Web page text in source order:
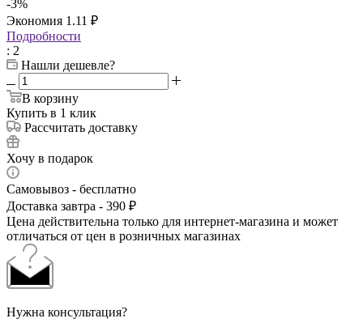
-3%
Экономия 1.11 ₽
Подробности
: 2
Нашли дешевле?
В корзину
Купить в 1 клик
Рассчитать доставку
Хочу в подарок
Самовывоз - бесплатно
Доставка завтра - 390 ₽
Цена действительна только для интернет-магазина и может
отличаться от цен в розничных магазинах
Нужна консультация?